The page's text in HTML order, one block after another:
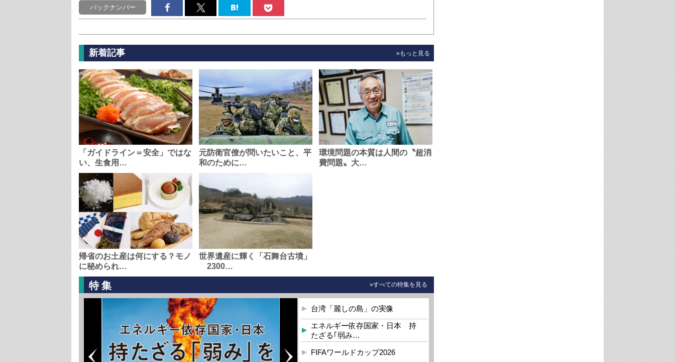
バックナンバー
新着記事 »もっと見る
「ガイドライン＝安全」ではな
い、生食用…
元防衛官僚が問いたいこと、平
和のために…
環境問題の本質は人間の〝超消
費問題〟大…
帰省のお土産は何にする？モノ
に秘められ…
世界遺産に輝く「石舞台古墳」
2300…
特集 »すべての特集を見る
台湾「麗しの島」の実像
エネルギー依存国家・日本 持
たざる｢弱み…
FIFAワールドカップ2026